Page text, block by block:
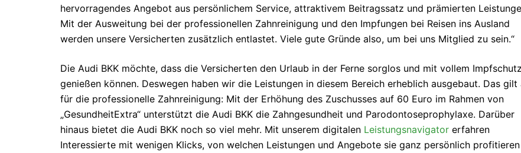
hervorragendes Angebot aus persönlichem Service, attraktivem Beitragssatz und prämierten
Mit der Ausweitung bei der professionellen Zahnreinigung und den Impfungen bei Reisen ins Ausland
werden unsere Versicherten zusätzlich entlastet. Viele gute Gründe also, um bei uns Mitglied zu sein.“
Die Audi BKK möchte, dass die Versicherten den Urlaub in der Ferne sorglos und mit vollem Impfschutz
genießen können. Deswegen haben wir die Leistungen in diesem Bereich erheblich ausgebaut. Das gilt
für die professionelle Zahnreinigung: Mit der Erhöhung des Zuschusses auf 60 Euro im Rahmen von
„GesundheitExtra“ unterstützt die Audi BKK die Zahngesundheit und Parodontoseprophylaxe. Darüber
hinaus bietet die Audi BKK noch so viel mehr. Mit unserem digitalen Leistungsnavigator erfahren
Interessierte mit wenigen Klicks, von welchen Leistungen und Angebote sie ganz persönlich profitieren